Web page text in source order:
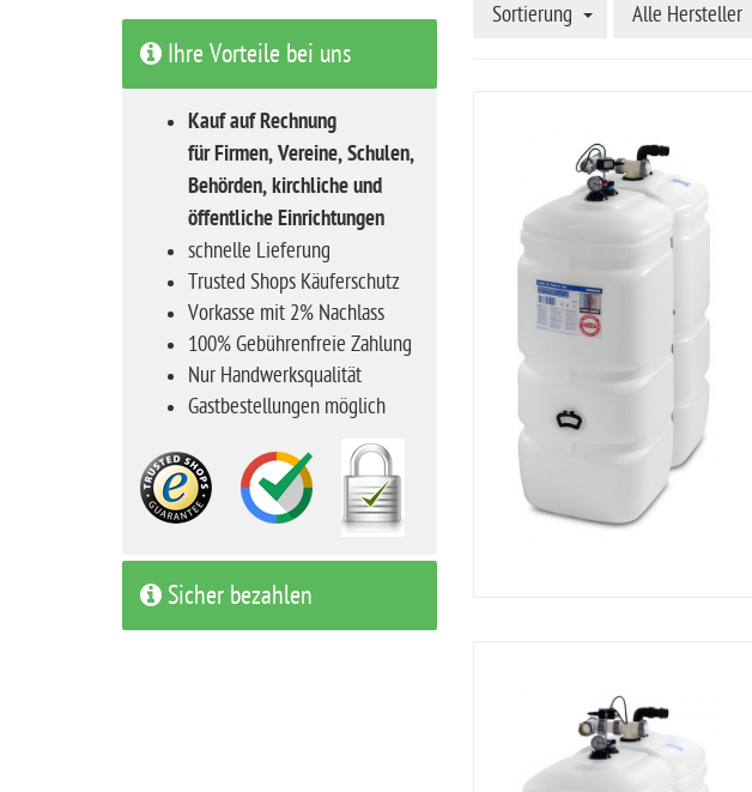
t
e
Sortierung Alle Hersteller
Ihre Vorteile bei uns
Kauf auf Rechnung
für Firmen, Vereine, Schulen,
Behörden, kirchliche und
öffentliche Einrichtungen
schnelle Lieferung
Trusted Shops Käuferschutz
Vorkasse mit 2% Nachlass
100% Gebührenfreie Zahlung
Nur Handwerksqualität
Gastbestellungen möglich
Sicher bezahlen